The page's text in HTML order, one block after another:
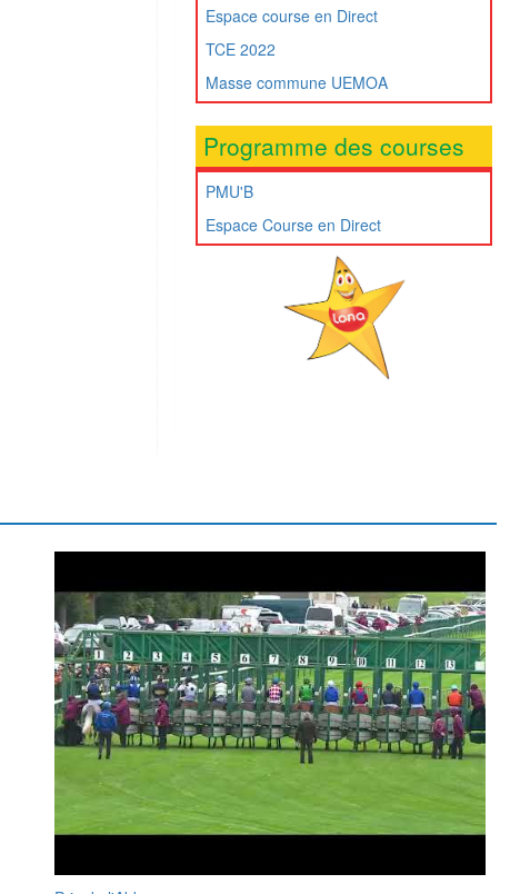
Espace course en Direct
TCE 2022
Masse commune UEMOA
Programme des courses
PMU'B
Espace Course en Direct